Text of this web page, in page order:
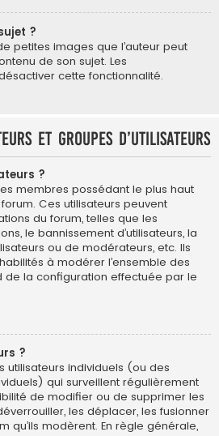
?
petites images que l’auteur peut
de son sujet. Les
cette fonctionnalité.
et groupes d’utilisateurs
?
membres possédant le plus haut
Ces utilisateurs peuvent
du forum, telles que les
le bannissement d’utilisateurs, la
ou de modérateurs, etc. Ils
à modérer l’ensemble des
de la configuration effectuée par le
?
utilisateurs individuels (ou des
qui surveillent régulièrement
de modifier ou de supprimer les
les déplacer, les fusionner
qu’ils modèrent. En règle générale,